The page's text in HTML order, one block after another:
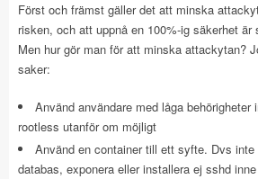
Först och främst gäller det att minska
risken, och att uppnå en 100%-ig säkerhet
Men hur gör man för att minska attackytan?
saker:
Använd användare med låga behörigheter
rootless utanför om möjligt
Använd en container till ett syfte. Dvs inte
databas, exponera eller installera ej sshd